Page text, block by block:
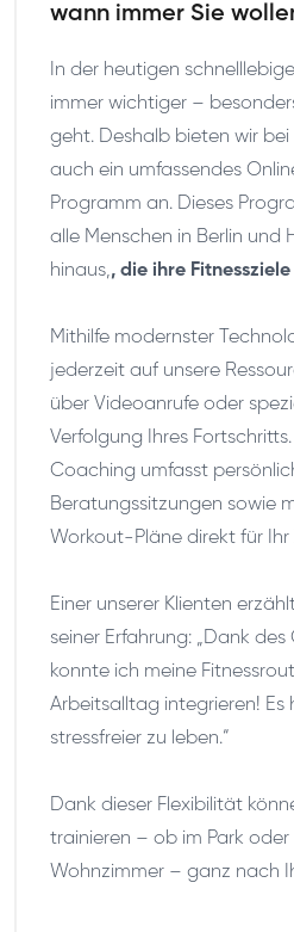
wann immer Sie
In der heutigen
immer wichtiger –
geht. Deshalb bieten wir
auch ein umfassendes
Programm an. Dieses
alle Menschen in Berlin und
hinaus,, die ihre
Mithilfe modernster
jederzeit auf unsere
über Videoanrufe oder
Verfolgung Ihres
Coaching umfasst
Beratungssitzungen sowie
Workout-Pläne direkt für Ihr
Einer unserer Klienten
seiner Erfahrung: „Dank
konnte ich meine
Arbeitsalltag integrieren! Es
stressfreier zu leben.“
Dank dieser Flexibilität
trainieren – ob im Park oder
Wohnzimmer – ganz nach